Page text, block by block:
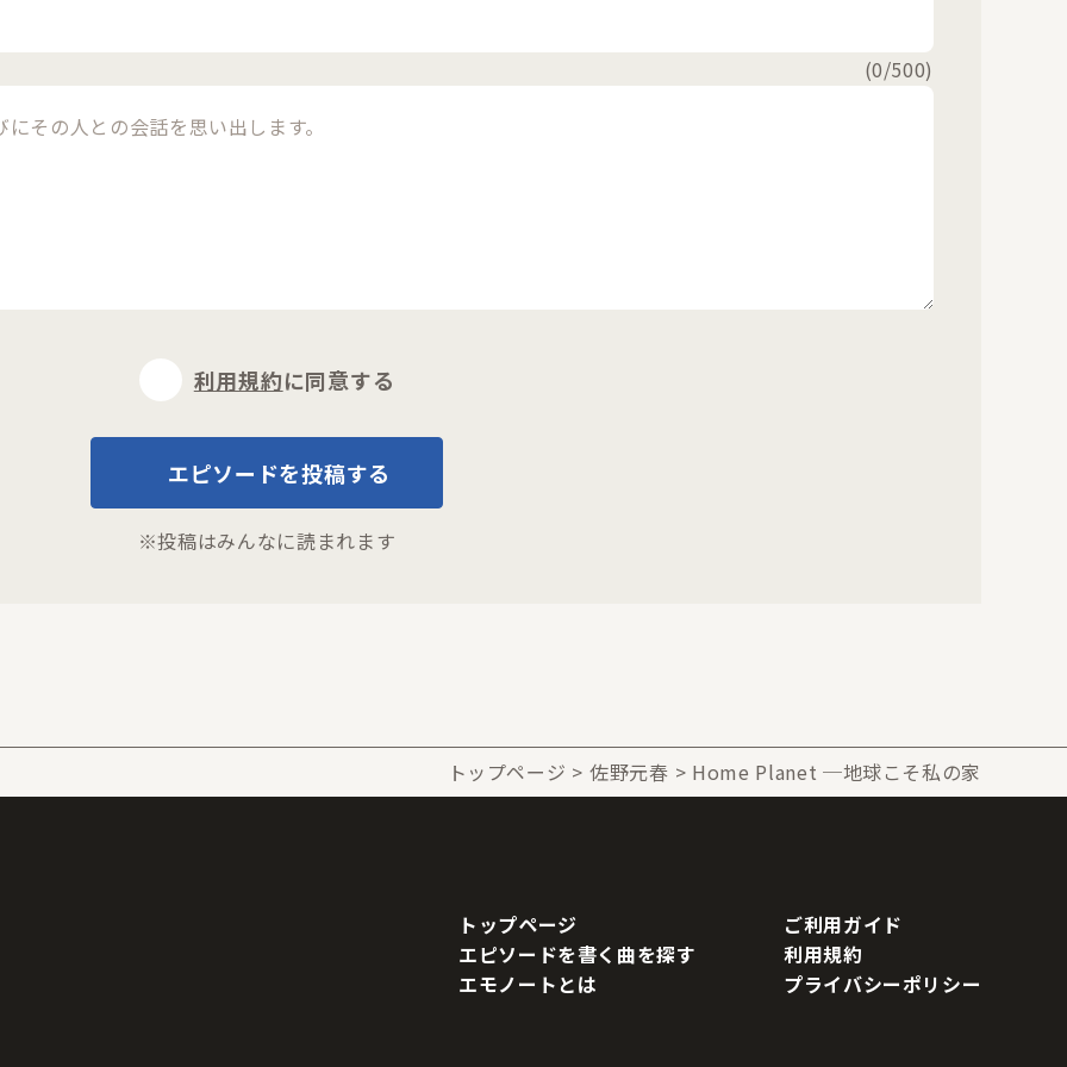
(0/500)
利用規約に同意する
エピソードを投稿する
※投稿はみんなに読まれます
トップページ 佐野元春 Home Planet ─地球こそ私の家
トップページ
エピソードを書く曲を探す
エモノートとは
ご利用ガイド
利用規約
プライバシーポリシー